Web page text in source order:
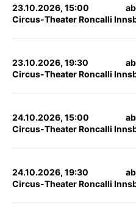
23.10.2026, 15:00
Circus-Theater Roncalli
23.10.2026, 19:30
Circus-Theater Roncalli
24.10.2026, 15:00
Circus-Theater Roncalli
24.10.2026, 19:30
Circus-Theater Roncalli